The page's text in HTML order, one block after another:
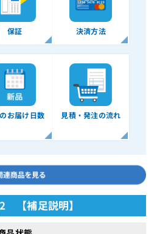
保証 決済方法
お届け日数 見積・発注の流れ
【補足説明】